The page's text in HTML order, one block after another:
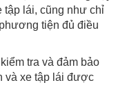
tập lái, cũng như chỉ
tiện đủ điều
tra và đảm bảo
và xe tập lái được